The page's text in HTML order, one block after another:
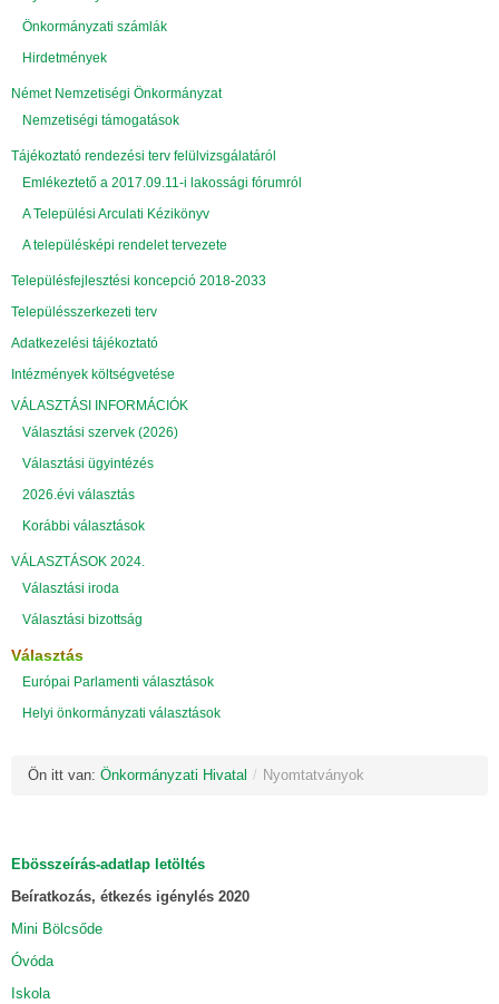
Önkormányzati számlák
Hirdetmények
Német Nemzetiségi Önkormányzat
Nemzetiségi támogatások
Tájékoztató rendezési terv felülvizsgálatáról
Emlékeztető a 2017.09.11-i lakossági fórumról
A Települési Arculati Kézikönyv
A településképi rendelet tervezete
Településfejlesztési koncepció 2018-2033
Településszerkezeti terv
Adatkezelési tájékoztató
Intézmények költségvetése
VÁLASZTÁSI INFORMÁCIÓK
Választási szervek (2026)
Választási ügyintézés
2026.évi választás
Korábbi választások
VÁLASZTÁSOK 2024.
Választási iroda
Választási bizottság
Választás
Európai Parlamenti választások
Helyi önkormányzati választások
Ön itt van: Önkormányzati Hivatal / Nyomtatványok
Ebösszeírás-adatlap letöltés
Beíratkozás, étkezés igénylés 2020
Mini Bölcsőde
Óvóda
Iskola